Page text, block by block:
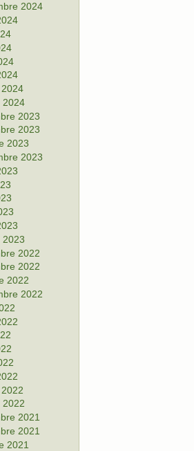
2024
2024
2023
2023
2023
2023
2023
2022
2022
2022
2022
2022
2021
2021
2021